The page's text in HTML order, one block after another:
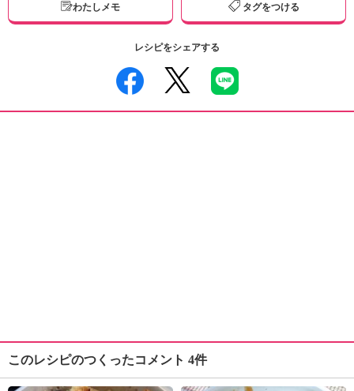
わたしメモ タグをつける
レシピをシェアする
このレシピのつくったコメント 4件